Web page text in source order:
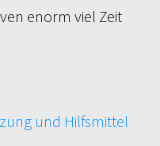
enorm viel Zeit
und Hilfsmittel